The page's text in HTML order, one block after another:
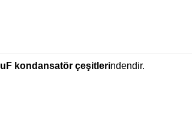
uF kondansatör çeşitlerindendir.